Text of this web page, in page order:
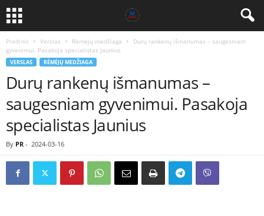
Pradinis Verslas Rėmėjų medžiaga
Durų rankenų išmanumas – saugesniam
gyvenimui. Pasakoja specialistas Jaunius
VERSLAS RĖMĖJŲ MEDŽIAGA
Durų rankenų išmanumas –
saugesniam gyvenimui. Pasakoja
specialistas Jaunius
By PR - 2024-03-16